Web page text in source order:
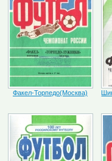
Факел-Торпедо(Москва)